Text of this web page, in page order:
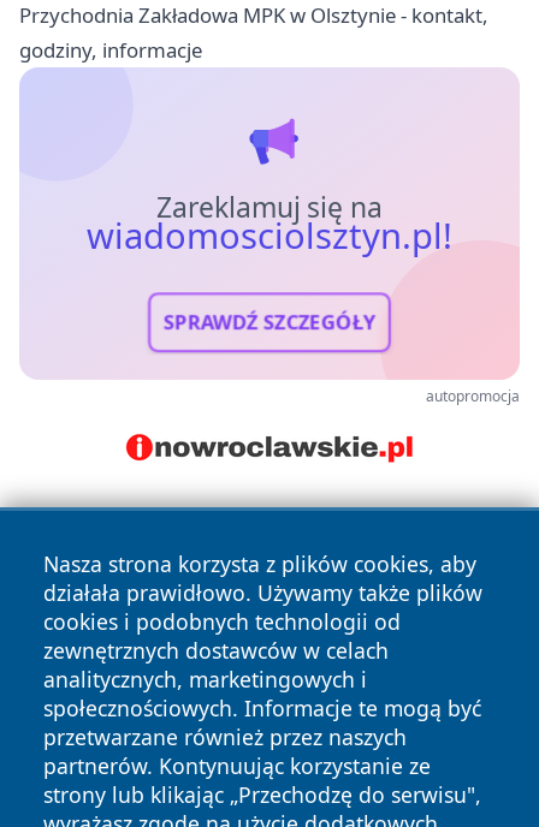
Przychodnia Zakładowa MPK w Olsztynie - kontakt,
godziny, informacje
Zareklamuj się na
wiadomosciolsztyn.pl!
SPRAWDŹ SZCZEGÓŁY
autopromocja
Nasza strona korzysta z plików cookies, aby
działała prawidłowo. Używamy także plików
cookies i podobnych technologii od
zewnętrznych dostawców w celach
analitycznych, marketingowych i
społecznościowych. Informacje te mogą być
przetwarzane również przez naszych
partnerów. Kontynuując korzystanie ze
strony lub klikając „Przechodzę do serwisu",
Copyright © 2026 wiadomosciolsztyn.pl Wszystkie prawa
zastrzeżone.
News Autorzy
Polityka
Prywatności
Polityka
Cookies